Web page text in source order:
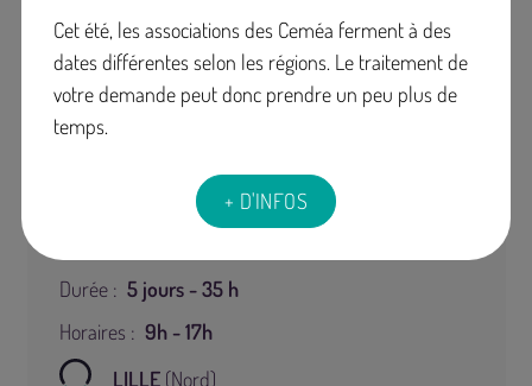
Cet été, les associations des Ceméa ferment à des
dates différentes selon les régions. Le traitement de
votre demande peut donc prendre un peu plus de
temps.
+ D'INFOS
Organisé par CEMÉA Nord - Pas de
Calais
14/09/2026 à 09h00 au 18/09/2026 à
Durée : 5 jours - 35 h
Horaires : 9h - 17h
LILLE(Nord)